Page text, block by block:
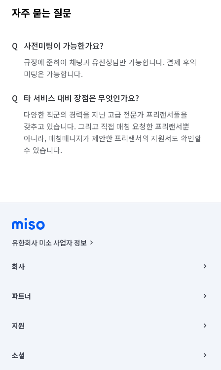
자주 묻는 질문
사전미팅이 가능한가요?
규정에 준하여 채팅과 유선상담만 가능합니다. 결제 후의
미팅은 가능합니다.
타 서비스 대비 장점은 무엇인가요?
다양한 직군의 경력을 지닌 고급 전문가 프리랜서풀을
갖추고 있습니다. 그리고 직접 매칭 요청한 프리랜서뿐
아니라, 매칭매니저가 제안한 프리랜서의 지원서도 확인할
수 있습니다.
유한회사 미소 사업자 정보
00019 |
주소 | 본사: 서울특별시 종로구 율곡로 6(중학동, 트윈트리빌딩) B동 5층
컨택센터 : 서울특별시 종로구 수송동 율곡로 24, 7층, 8층 미소
상품, 상품정보, 거래에 관한 의무와 책임은 거래당사자에게 있습니다.
언론 보도 관련 문의:
© 유한회사 미소. Miso, Inc. All Rights Reserved.
회사
채용
파트너
이사
지원
이용약관
소셜